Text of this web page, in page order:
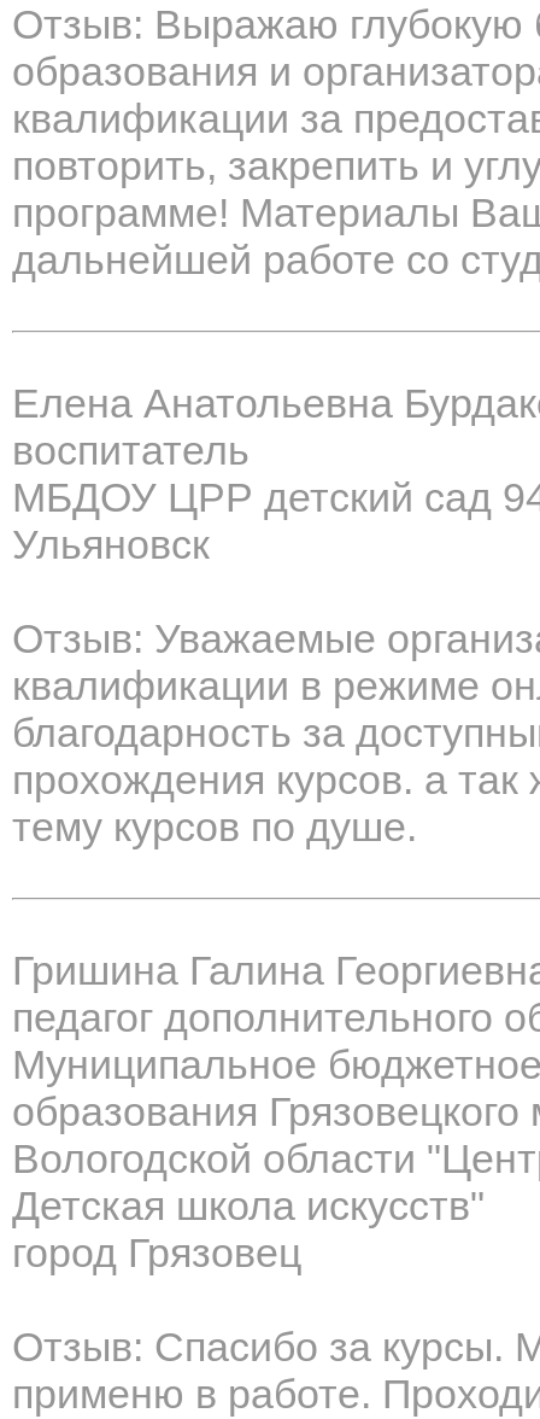
Отзыв: Выражаю глубокую
образования и
квалификации за
повторить, закрепить и
программе! Материалы
дальнейшей работе со
Елена Анатольевна
воспитатель
МБДОУ ЦРР детский сад
Ульяновск
Отзыв: Уважаемые
квалификации в режиме
благодарность за
прохождения курсов. а
тему курсов по душе.
Гришина Галина
педагог дополнительного
Муниципальное
образования Грязовецкого
Вологодской области
Детская школа искусств"
город Грязовец
Отзыв: Спасибо за курсы.
применю в работе.